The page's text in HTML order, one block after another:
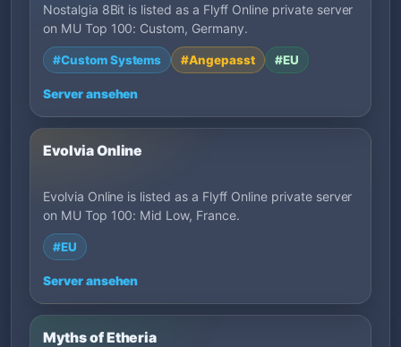
Nostalgia 8Bit is listed as a Flyff Online private server
on MU Top 100: Custom, Germany.
#Custom Systems #Angepasst #EU
Server ansehen
Evolvia Online
Evolvia Online is listed as a Flyff Online private server
on MU Top 100: Mid Low, France.
#EU
Server ansehen
Myths of Etheria